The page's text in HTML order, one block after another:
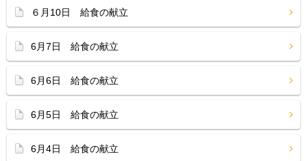
６月10日 給食の献立
6月7日 給食の献立
6月6日 給食の献立
6月5日 給食の献立
6月4日 給食の献立